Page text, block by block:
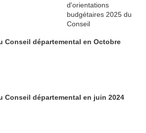
Conseil départemental en Octobre
Conseil départemental en juin 2024